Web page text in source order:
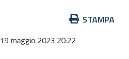
STAMPA
19 maggio 2023 20:22